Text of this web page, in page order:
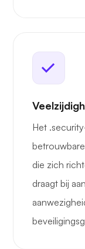
Het
die zich
draagt bij